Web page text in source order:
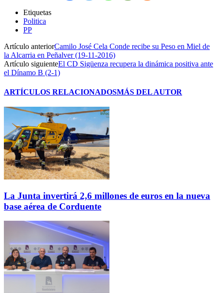
Etiquetas
Politica
PP
Artículo anteriorCamilo José Cela Conde recibe su Peso en Miel de
la Alcarria en Peñalver (19-11-2016)
Artículo siguienteEl CD Sigüenza recupera la dinámica positiva ante
el Dínamo B (2-1)
ARTÍCULOS RELACIONADOSMÁS DEL AUTOR
La Junta invertirá 2,6 millones de euros en la nueva
base aérea de Corduente